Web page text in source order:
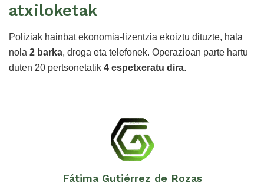
atxiloketak
Poliziak hainbat ekonomia-lizentzia ekoiztu dituzte, hala
nola 2 barka, droga eta telefonek. Operazioan parte hartu
duten 20 pertsonetatik 4 espetxeratu dira.
Fátima Gutiérrez de Rozas